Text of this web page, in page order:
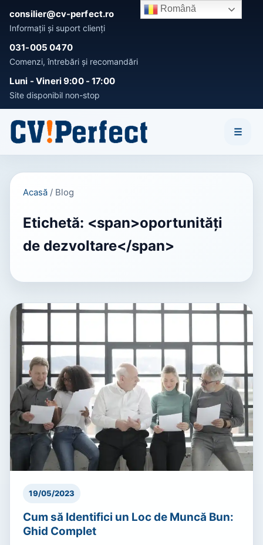
consilier@cv-perfect.ro
Informații și suport clienți
031-005 0470
Comenzi, întrebări și recomandări
Luni - Vineri 9:00 - 17:00
Site disponibil non-stop
☰
Acasă / Blog
Etichetă: <span>oportunități
de dezvoltare</span>
19/05/2023
Cum să Identifici un Loc de Muncă Bun:
Ghid Complet
Română
Activează notificările
Fii primul care afla noutatile si OFERTELE speciale!